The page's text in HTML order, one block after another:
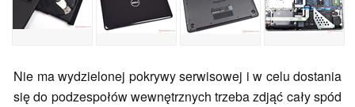
Nie ma wydzielonej pokrywy serwisowej i w celu dostania
się do podzespołów wewnętrznych trzeba zdjąć cały spód